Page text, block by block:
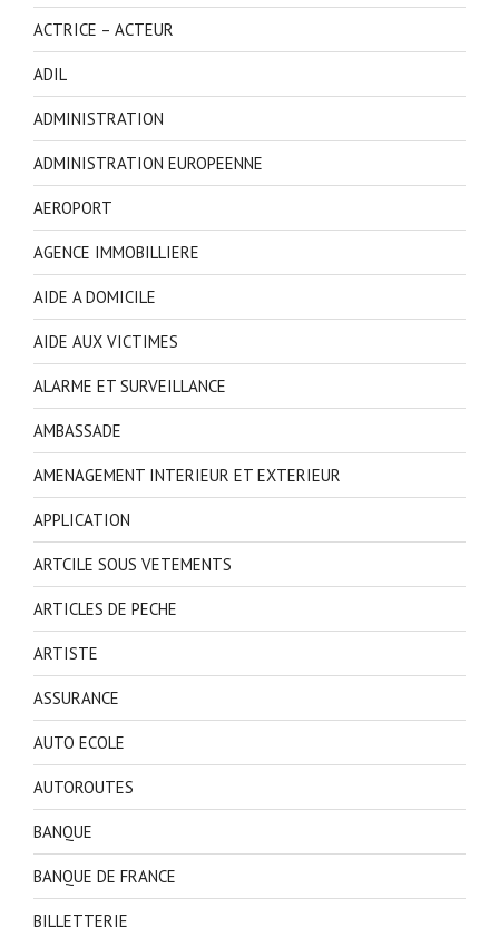
ACTRICE – ACTEUR
ADIL
ADMINISTRATION
ADMINISTRATION EUROPEENNE
AEROPORT
AGENCE IMMOBILLIERE
AIDE A DOMICILE
AIDE AUX VICTIMES
ALARME ET SURVEILLANCE
AMBASSADE
AMENAGEMENT INTERIEUR ET EXTERIEUR
APPLICATION
ARTCILE SOUS VETEMENTS
ARTICLES DE PECHE
ARTISTE
ASSURANCE
AUTO ECOLE
AUTOROUTES
BANQUE
BANQUE DE FRANCE
BILLETTERIE